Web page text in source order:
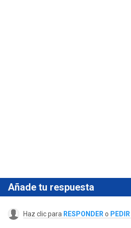
Añade tu respuesta
Haz clic para RESPONDER o